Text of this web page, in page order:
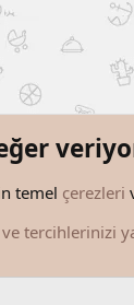
temel çerezleri
tercihlerinizi